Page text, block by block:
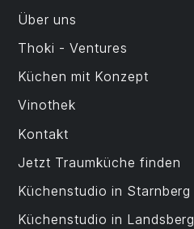
Über uns
Thoki - Ventures
Küchen mit Konzept
Vinothek
Kontakt
Jetzt Traumküche finden
Küchenstudio in Starnberg
Küchenstudio in Landsberg